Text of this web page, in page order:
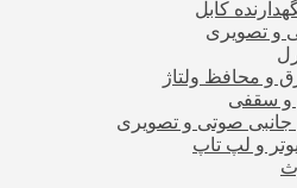
کابل
و تصویری
و محافظ ولتاژ
و سقفی
جانبی صوتی و تصویری
و لپ تاپ